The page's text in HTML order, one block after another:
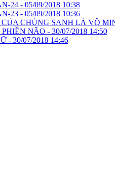
24 - 05/09/2018 10:38
23 - 05/09/2018 10:36
CHÚNG SANH LÀ VÔ
NÃO - 30/07/2018 14:50
- 30/07/2018 14:46